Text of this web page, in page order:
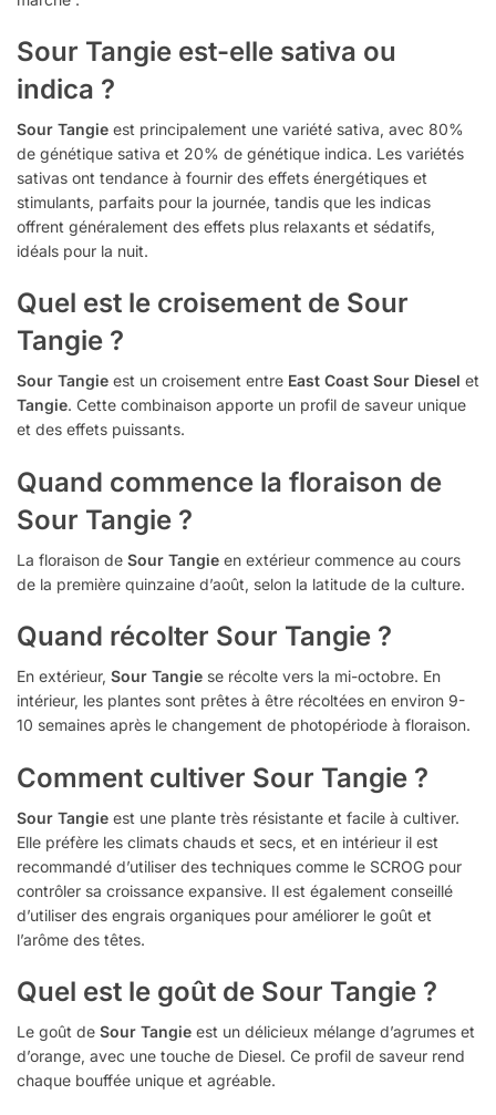
Sour Tangie est-elle sativa ou
indica ?
Sour Tangie est principalement une variété sativa, avec 80%
de génétique sativa et 20% de génétique indica. Les variétés
sativas ont tendance à fournir des effets énergétiques et
stimulants, parfaits pour la journée, tandis que les indicas
offrent généralement des effets plus relaxants et sédatifs,
idéals pour la nuit.
Quel est le croisement de Sour
Tangie ?
Sour Tangie est un croisement entre East Coast Sour Diesel et
Tangie. Cette combinaison apporte un profil de saveur unique
et des effets puissants.
Quand commence la floraison de
Sour Tangie ?
La floraison de Sour Tangie en extérieur commence au cours
de la première quinzaine d’août, selon la latitude de la culture.
Quand récolter Sour Tangie ?
En extérieur, Sour Tangie se récolte vers la mi-octobre. En
intérieur, les plantes sont prêtes à être récoltées en environ 9-
10 semaines après le changement de photopériode à floraison.
Comment cultiver Sour Tangie ?
Sour Tangie est une plante très résistante et facile à cultiver.
Elle préfère les climats chauds et secs, et en intérieur il est
recommandé d’utiliser des techniques comme le SCROG pour
contrôler sa croissance expansive. Il est également conseillé
d’utiliser des engrais organiques pour améliorer le goût et
l’arôme des têtes.
Quel est le goût de Sour Tangie ?
Le goût de Sour Tangie est un délicieux mélange d’agrumes et
d’orange, avec une touche de Diesel. Ce profil de saveur rend
chaque bouffée unique et agréable.